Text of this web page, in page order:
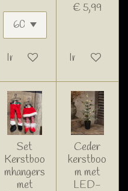
In winkelwagen
€ 5,99
In
Set
Kerstboo
mhangers
met
Ceder
kerstboo
m met
LED-